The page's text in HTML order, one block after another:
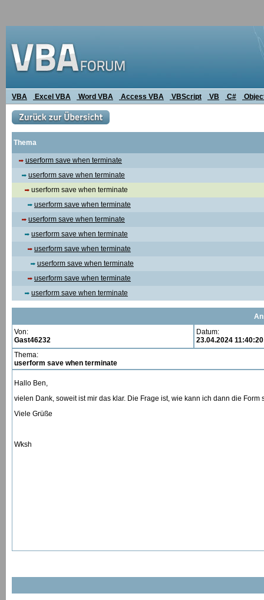
VBA Excel VBA Word VBA Access VBA VBScript VB C#
Thema
userform save when terminate
userform save when terminate
userform save when terminate
userform save when terminate
userform save when terminate
userform save when terminate
userform save when terminate
userform save when terminate
userform save when terminate
userform save when terminate
Von:
Gast46232
Datum:
23.04.2024 11:40:20
Thema:
userform save when terminate
Hallo Ben,
vielen Dank, soweit ist mir das klar. Die Frage ist, wie kann ich dann die Form
Viele Grüße
Wksh